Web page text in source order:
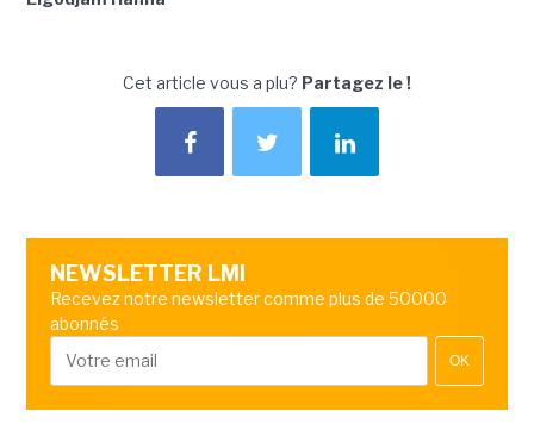
Cet article vous a plu? Partagez le !
NEWSLETTER LMI
Recevez notre newsletter comme plus de 50000
abonnés
OK